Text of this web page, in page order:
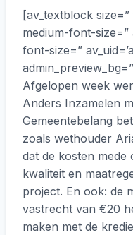
[av_textblock
medium-font-
font-size=”
Afgelopen week
Anders Inzamelen
Gemeentebelang
zoals wethouder
dat de kosten
kwaliteit en
project. En ook: de
vastrecht van €20
maken met de